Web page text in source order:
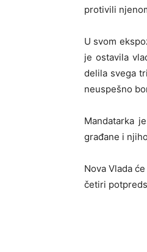
protivili
U svom
je ostavila
delila svega
neuspešno
Mandatarka
građane i
Nova Vlada
četiri